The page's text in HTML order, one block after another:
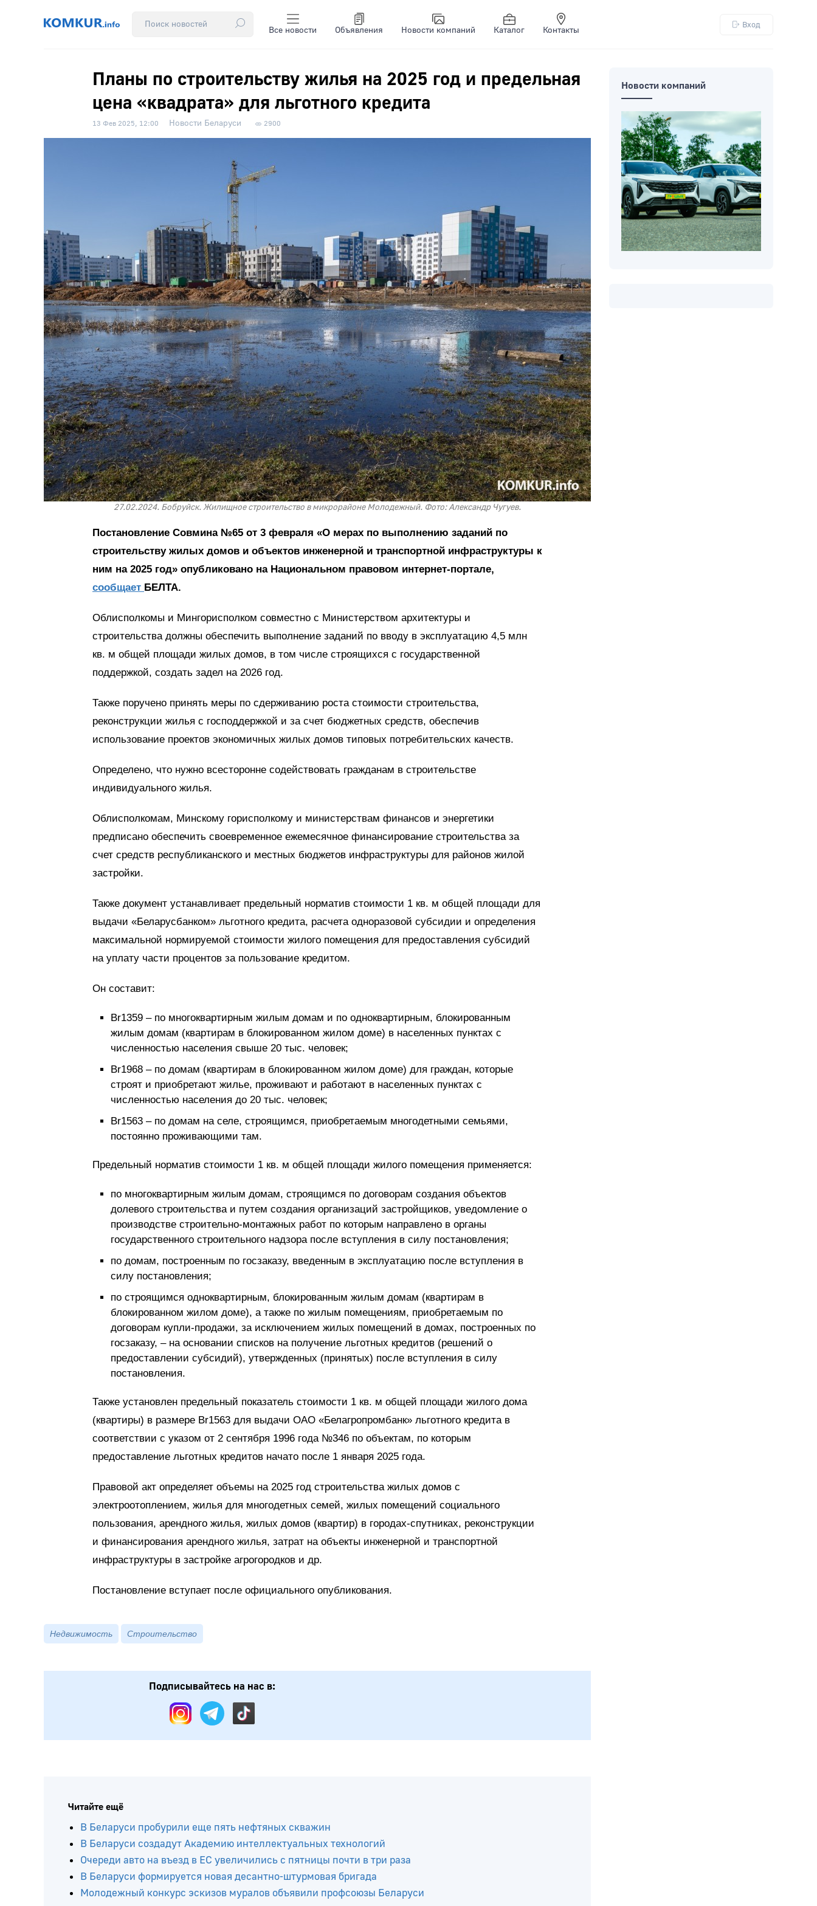
Все новости Объявления Новости компаний Каталог Контакты
Вход
Планы по строительству жилья на 2025 год и предельная
цена «квадрата» для льготного кредита
13 Фев 2025, 12:00 Новости Беларуси 2900
27.02.2024. Бобруйск. Жилищное строительство в микрорайоне Молодежный. Фото: Александр Чугуев.
Постановление Совмина №65 от 3 февраля «О мерах по выполнению заданий по
строительству жилых домов и объектов инженерной и транспортной инфраструктуры к
ним на 2025 год» опубликовано на Национальном правовом интернет-портале,
сообщает БЕЛТА.
Облисполкомы и Мингорисполком совместно с Министерством архитектуры и
строительства должны обеспечить выполнение заданий по вводу в эксплуатацию 4,5 млн
кв. м общей площади жилых домов, в том числе строящихся с государственной
поддержкой, создать задел на 2026 год.
Также поручено принять меры по сдерживанию роста стоимости строительства,
реконструкции жилья с господдержкой и за счет бюджетных средств, обеспечив
использование проектов экономичных жилых домов типовых потребительских качеств.
Определено, что нужно всесторонне содействовать гражданам в строительстве
индивидуального жилья.
Облисполкомам, Минскому горисполкому и министерствам финансов и энергетики
предписано обеспечить своевременное ежемесячное финансирование строительства за
счет средств республиканского и местных бюджетов инфраструктуры для районов жилой
застройки.
Также документ устанавливает предельный норматив стоимости 1 кв. м общей площади для
выдачи «Беларусбанком» льготного кредита, расчета одноразовой субсидии и определения
максимальной нормируемой стоимости жилого помещения для предоставления субсидий
на уплату части процентов за пользование кредитом.
Он составит:
Br1359 – по многоквартирным жилым домам и по одноквартирным, блокированным
жилым домам (квартирам в блокированном жилом доме) в населенных пунктах с
численностью населения свыше 20 тыс. человек;
Br1968 – по домам (квартирам в блокированном жилом доме) для граждан, которые
строят и приобретают жилье, проживают и работают в населенных пунктах с
численностью населения до 20 тыс. человек;
Br1563 – по домам на селе, строящимся, приобретаемым многодетными семьями,
постоянно проживающими там.
Предельный норматив стоимости 1 кв. м общей площади жилого помещения применяется:
по многоквартирным жилым домам, строящимся по договорам создания объектов
долевого строительства и путем создания организаций застройщиков, уведомление о
производстве строительно-монтажных работ по которым направлено в органы
государственного строительного надзора после вступления в силу постановления;
по домам, построенным по госзаказу, введенным в эксплуатацию после вступления в
силу постановления;
по строящимся одноквартирным, блокированным жилым домам (квартирам в
блокированном жилом доме), а также по жилым помещениям, приобретаемым по
договорам купли-продажи, за исключением жилых помещений в домах, построенных по
госзаказу, – на основании списков на получение льготных кредитов (решений о
предоставлении субсидий), утвержденных (принятых) после вступления в силу
постановления.
Также установлен предельный показатель стоимости 1 кв. м общей площади жилого дома
(квартиры) в размере Br1563 для выдачи ОАО «Белагропромбанк» льготного кредита в
соответствии с указом от 2 сентября 1996 года №346 по объектам, по которым
предоставление льготных кредитов начато после 1 января 2025 года.
Правовой акт определяет объемы на 2025 год строительства жилых домов с
электроотоплением, жилья для многодетных семей, жилых помещений социального
пользования, арендного жилья, жилых домов (квартир) в городах-спутниках, реконструкции
и финансирования арендного жилья, затрат на объекты инженерной и транспортной
инфраструктуры в застройке агрогородков и др.
Постановление вступает после официального опубликования.
Недвижимость Строительство
Подписывайтесь на нас в:
Читайте ещё
В Беларуси пробурили еще пять нефтяных скважин
В Беларуси создадут Академию интеллектуальных технологий
Новости компаний